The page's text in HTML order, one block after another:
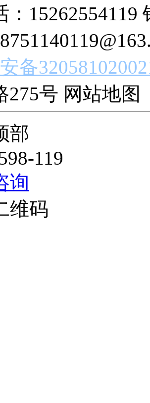
：15262554119
备
275号 网站地图
部
119
询
维码